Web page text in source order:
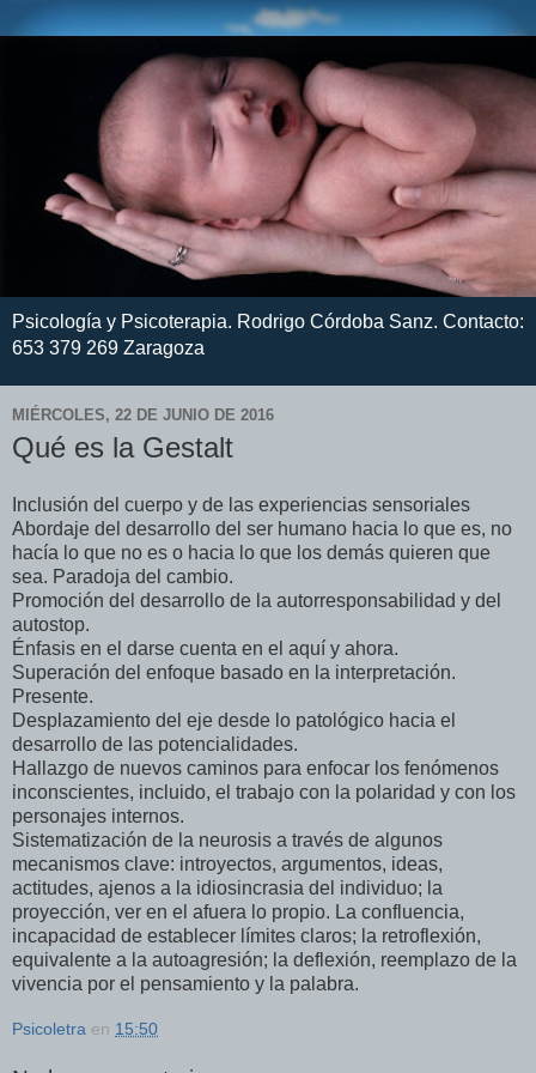
Psicología y Psicoterapia. Rodrigo Córdoba Sanz. Contacto:
653 379 269 Zaragoza
MIÉRCOLES, 22 DE JUNIO DE 2016
Qué es la Gestalt
Inclusión del cuerpo y de las experiencias sensoriales
Abordaje del desarrollo del ser humano hacia lo que es, no
hacía lo que no es o hacia lo que los demás quieren que
sea. Paradoja del cambio.
Promoción del desarrollo de la autorresponsabilidad y del
autostop.
Énfasis en el darse cuenta en el aquí y ahora.
Superación del enfoque basado en la interpretación.
Presente.
Desplazamiento del eje desde lo patológico hacia el
desarrollo de las potencialidades.
Hallazgo de nuevos caminos para enfocar los fenómenos
inconscientes, incluido, el trabajo con la polaridad y con los
personajes internos.
Sistematización de la neurosis a través de algunos
mecanismos clave: introyectos, argumentos, ideas,
actitudes, ajenos a la idiosincrasia del individuo; la
proyección, ver en el afuera lo propio. La confluencia,
incapacidad de establecer límites claros; la retroflexión,
equivalente a la autoagresión; la deflexión, reemplazo de la
vivencia por el pensamiento y la palabra.
Psicoletra en 15:50